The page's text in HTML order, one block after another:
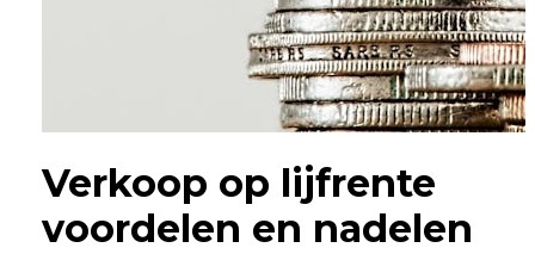
Verkoop op lijfrente
voordelen en nadelen